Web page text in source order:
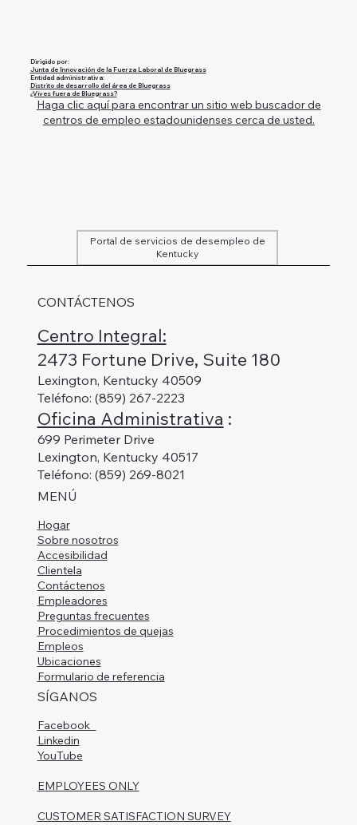
Portal de servicios de desempleo de
Kentucky
Dirigido por:
Junta de Innovación de la Fuerza Laboral de Bluegrass
Entidad administrativa:
Distrito de desarrollo del área de Bluegrass
¿Vives fuera de Bluegrass?
Haga clic aquí para encontrar un sitio web buscador de
centros de empleo estadounidenses cerca de usted.
CONTÁCTENOS
Centro Integral:
2473 Fortune Drive, Suite 180
Lexington, Kentucky 40509
Teléfono: (859) 267-2223
Oficina Administrativa :
699 Perimeter Drive
Lexington, Kentucky 40517
Teléfono: (859) 269-8021
MENÚ
Hogar
Sobre nosotros
Accesibilidad
Clientela
Contáctenos
Empleadores
Preguntas frecuentes
Procedimientos de quejas
Empleos
Ubicaciones
Formulario de referencia
SÍGANOS
Facebook
Linkedin
YouTube
EMPLOYEES ONLY
CUSTOMER SATISFACTION SURVEY